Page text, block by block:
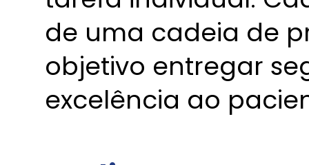
de uma cadeia de
objetivo entregar
excelência ao